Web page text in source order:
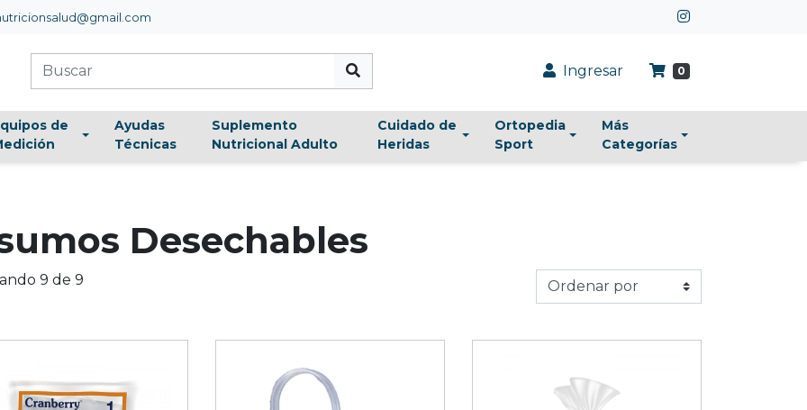
Ingresar 0
de
Ayudas
Técnicas
Suplemento
Nutricional Adulto
Cuidado de
Heridas
Ortopedia
Sport
Más
Categorías
Desechables
9 de 9